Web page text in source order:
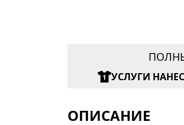
УСЛУГИ
ОПИСАНИЕ